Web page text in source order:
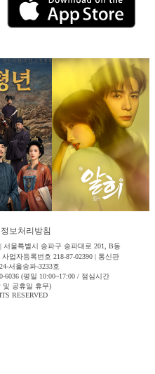
보처리방침
울특별시 송파구 송파대로 201, B동
업자등록번호 218-87-02390 | 통신판
서울송파-3233호
6036 (평일 10:00~17:00 / 점심시간
및 공휴일 휴무)
RESERVED